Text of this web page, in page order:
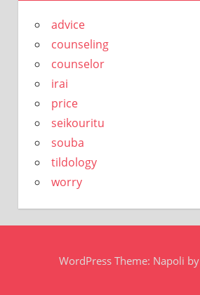
advice
counseling
counselor
irai
price
seikouritu
souba
tildology
worry
WordPress Theme: Napoli by